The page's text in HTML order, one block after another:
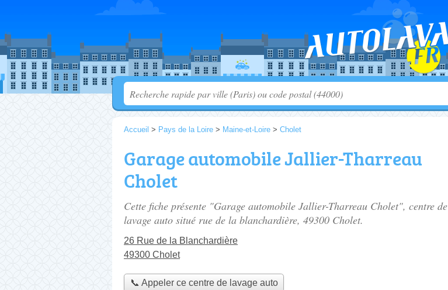
Accueil > Pays de la Loire > Maine-et-Loire > Cholet
Garage automobile Jallier-Tharreau
Cholet
Cette fiche présente "Garage automobile Jallier-Tharreau Cholet", centre de
lavage auto situé rue de la blanchardière, 49300 Cholet.
26 Rue de la Blanchardière
49300 Cholet
📞 Appeler ce centre de lavage auto